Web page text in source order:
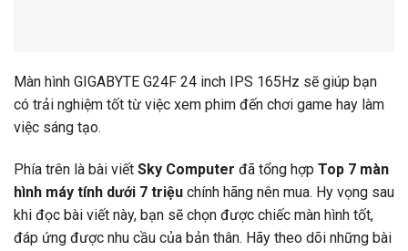
Màn hình GIGABYTE G24F 24 inch IPS 165Hz sẽ giúp bạn
có trải nghiệm tốt từ việc xem phim đến chơi game hay làm
việc sáng tạo.
Phía trên là bài viết Sky Computer đã tổng hợp Top 7 màn
hình máy tính dưới 7 triệu chính hãng nên mua. Hy vọng sau
khi đọc bài viết này, bạn sẽ chọn được chiếc màn hình tốt,
đáp ứng được nhu cầu của bản thân. Hãy theo dõi những bài